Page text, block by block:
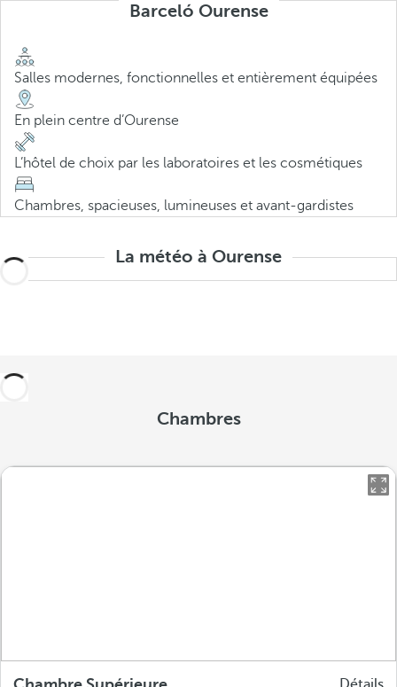
Barceló Ourense
Salles modernes, fonctionnelles et entièrement équipées
En plein centre d’Ourense
L’hôtel de choix par les laboratoires et les cosmétiques
Chambres, spacieuses, lumineuses et avant-gardistes
La météo à Ourense
Chambres